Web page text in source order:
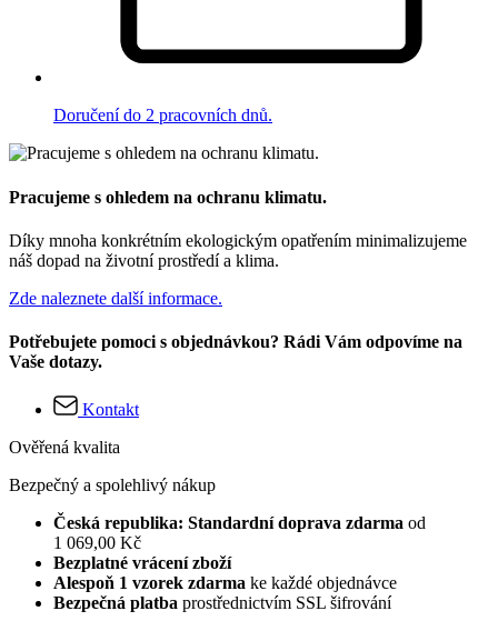
Doručení do 2 pracovních dnů.
Pracujeme s ohledem na ochranu klimatu.
Díky mnoha konkrétním ekologickým opatřením minimalizujeme
náš dopad na životní prostředí a klima.
Zde naleznete další informace.
Potřebujete pomoci s objednávkou? Rádi Vám odpovíme na
Vaše dotazy.
Kontakt
Ověřená kvalita
Bezpečný a spolehlivý nákup
Česká republika: Standardní doprava zdarma od
1 069,00 Kč
Bezplatné vrácení zboží
Alespoň 1 vzorek zdarma ke každé objednávce
Bezpečná platba prostřednictvím SSL šifrování